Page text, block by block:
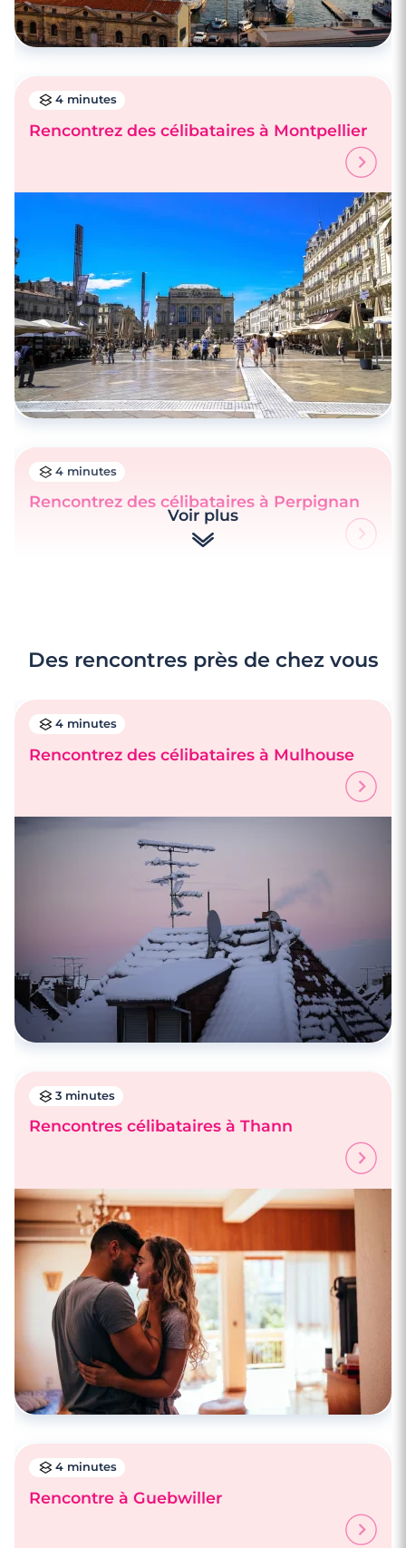
4 minutes
Rencontrez des célibataires à Montpellier
4 minutes
Rencontrez des célibataires à Perpignan
Rencontrez des célibataires à Nîmes
4 minutes
Rencontrez des célibataires à Lyon
Voir plus
Des rencontres près de chez vous
4 minutes
Rencontrez des célibataires à Mulhouse
3 minutes
Rencontres célibataires à Thann
4 minutes
Rencontre à Guebwiller